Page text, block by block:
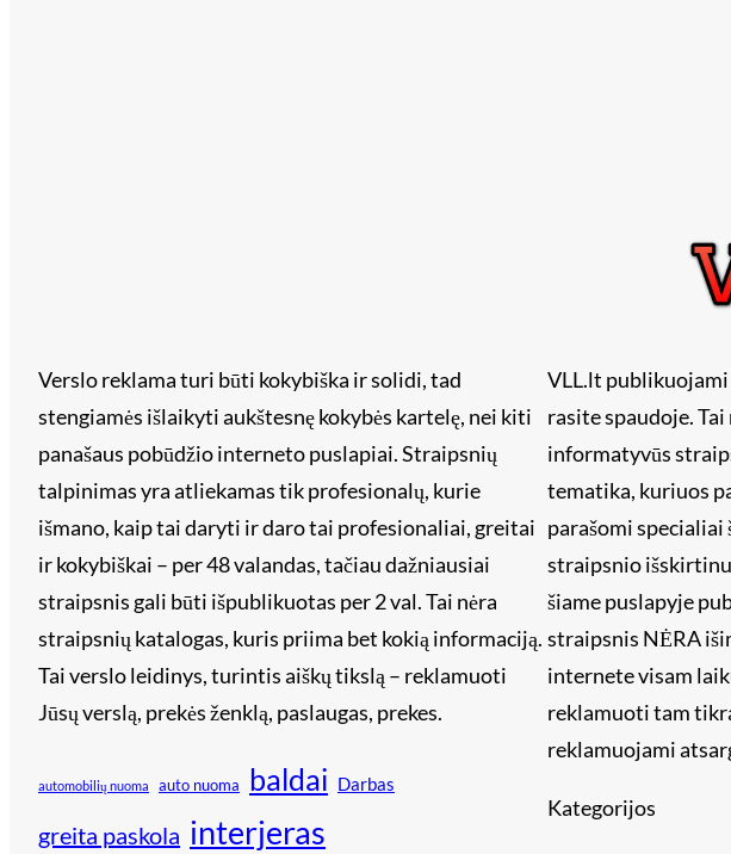
Verslo reklama turi būti kokybiška ir solidi, tad
stengiamės išlaikyti aukštesnę kokybės kartelę, nei kiti
panašaus pobūdžio interneto puslapiai. Straipsnių
talpinimas yra atliekamas tik profesionalų, kurie
išmano, kaip tai daryti ir daro tai profesionaliai, greitai
ir kokybiškai – per 48 valandas, tačiau dažniausiai
straipsnis gali būti išpublikuotas per 2 val. Tai nėra
straipsnių katalogas, kuris priima bet kokią informaciją.
Tai verslo leidinys, turintis aiškų tikslą – reklamuoti
Jūsų verslą, prekės ženklą, paslaugas, prekes.
automobilių nuoma auto nuoma baldai Darbas
greita paskola interjeras
VLL.lt
rasite spaudoje.
informatyvūs
tematika, kuriuos
parašomi
straipsnio
šiame puslapyje
straipsnis NĖRA
internete visam
reklamuoti tam
reklamuojami
Kategorijos